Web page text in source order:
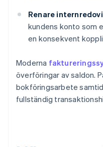
Renare
kundens konto som
en konsekvent
Moderna
överföringar av saldon.
bokföringsarbete
fullständig